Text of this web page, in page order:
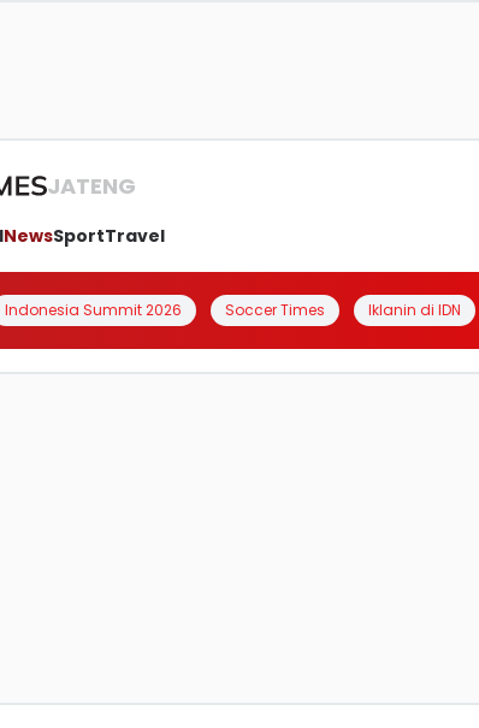
JATENG
NewsSportTravel
Indonesia Summit 2026 Soccer Times Iklanin di IDN